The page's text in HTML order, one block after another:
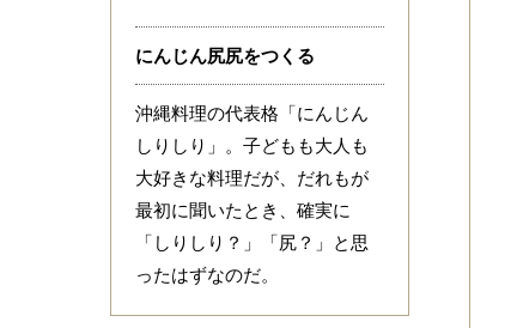
にんじん尻尻をつくる
沖縄料理の代表格「にんじん
しりしり」。子どもも大人も
大好きな料理だが、だれもが
最初に聞いたとき、確実に
「しりしり？」「尻？」と思
ったはずなのだ。